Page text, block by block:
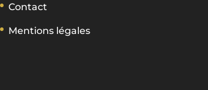
Contact
Mentions légales